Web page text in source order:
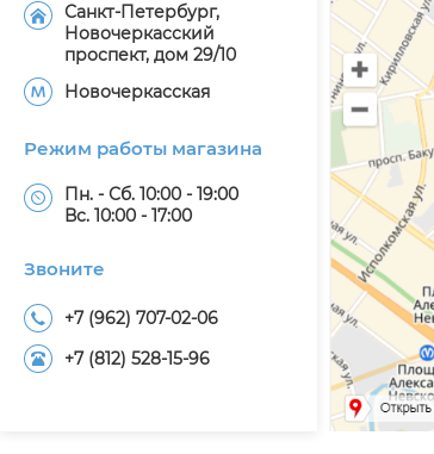
Санкт-Петербург,
Новочеркасский
проспект, дом 29/10
Новочеркасская
Режим работы магазина
Пн. - Сб. 10:00 - 19:00
Вс. 10:00 - 17:00
Звоните
+7 (962) 707-02-06
+7 (812) 528-15-96